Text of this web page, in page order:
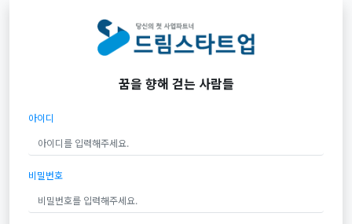
꿈을 향해 걷는 사람들
아이디
비밀번호